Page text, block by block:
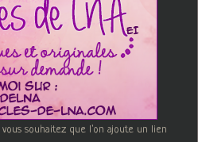
souhaitez que l'on ajoute un lien